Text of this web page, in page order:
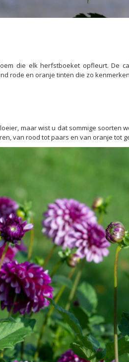
die elk herfstboeket opfleurt. De
rode en oranje tinten die zo
maar wist u dat sommige soorten
van rood tot paars en van oranje tot